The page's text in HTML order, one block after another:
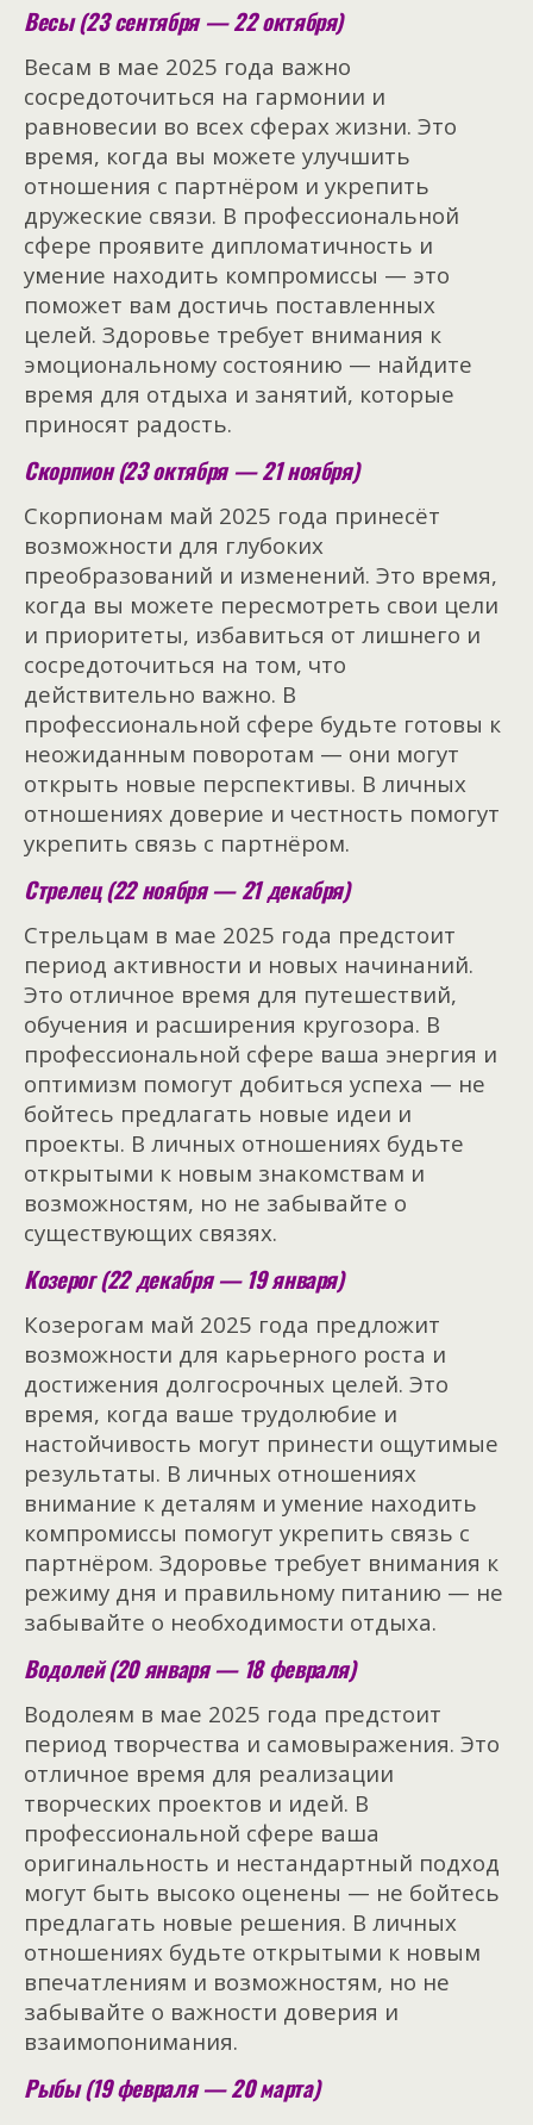
Весы (23 сентября — 22 октября)
Весам в мае 2025 года важно
сосредоточиться на гармонии и
равновесии во всех сферах жизни. Это
время, когда вы можете улучшить
отношения с партнёром и укрепить
дружеские связи. В профессиональной
сфере проявите дипломатичность и
умение находить компромиссы — это
поможет вам достичь поставленных
целей. Здоровье требует внимания к
эмоциональному состоянию — найдите
время для отдыха и занятий, которые
приносят радость.
Скорпион (23 октября — 21 ноября)
Скорпионам май 2025 года принесёт
возможности для глубоких
преобразований и изменений. Это время,
когда вы можете пересмотреть свои цели
и приоритеты, избавиться от лишнего и
сосредоточиться на том, что
действительно важно. В
профессиональной сфере будьте готовы к
неожиданным поворотам — они могут
открыть новые перспективы. В личных
отношениях доверие и честность помогут
укрепить связь с партнёром.
Стрелец (22 ноября — 21 декабря)
Стрельцам в мае 2025 года предстоит
период активности и новых начинаний.
Это отличное время для путешествий,
обучения и расширения кругозора. В
профессиональной сфере ваша энергия и
оптимизм помогут добиться успеха — не
бойтесь предлагать новые идеи и
проекты. В личных отношениях будьте
открытыми к новым знакомствам и
возможностям, но не забывайте о
существующих связях.
Козерог (22 декабря — 19 января)
Козерогам май 2025 года предложит
возможности для карьерного роста и
достижения долгосрочных целей. Это
время, когда ваше трудолюбие и
настойчивость могут принести ощутимые
результаты. В личных отношениях
внимание к деталям и умение находить
компромиссы помогут укрепить связь с
партнёром. Здоровье требует внимания к
режиму дня и правильному питанию — не
забывайте о необходимости отдыха.
Водолей (20 января — 18 февраля)
Водолеям в мае 2025 года предстоит
период творчества и самовыражения. Это
отличное время для реализации
творческих проектов и идей. В
профессиональной сфере ваша
оригинальность и нестандартный подход
могут быть высоко оценены — не бойтесь
предлагать новые решения. В личных
отношениях будьте открытыми к новым
впечатлениям и возможностям, но не
забывайте о важности доверия и
взаимопонимания.
Рыбы (19 февраля — 20 марта)